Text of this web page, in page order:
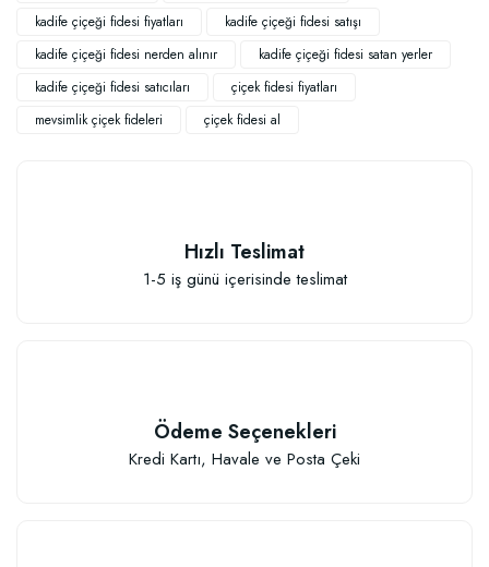
Sebze ve Çiçek Fidesi Dikim Gübresi (50 Fide İçin)
Sepete Ekle
kadife çiçeği fidesi fiyatları
kadife çiçeği fidesi satışı
kadife çiçeği fidesi nerden alınır
kadife çiçeği fidesi satan yerler
kadife çiçeği fidesi satıcıları
çiçek fidesi fiyatları
mevsimlik çiçek fideleri
çiçek fidesi al
Hızlı Teslimat
1-5 iş günü içerisinde teslimat
Ödeme Seçenekleri
Kredi Kartı, Havale ve Posta Çeki